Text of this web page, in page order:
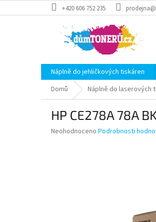
na
+420 606 752 235
Náplně do jehličkových tiskáren
Domů
Náplně do laserových
HP CE278A 78A
Průměrné
Neohodnoceno Podrobnosti